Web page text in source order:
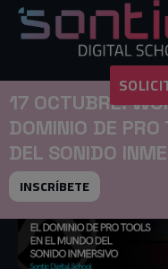
17 OCTUBRE:
DOMINIO DE
DEL SONIDO
INSCRÍBETE